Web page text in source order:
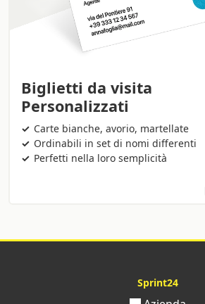
Biglietti da visita
Personalizzati
Carte bianche, avorio, martellate
Ordinabili in set di nomi differenti
Perfetti nella loro semplicità
Sprint24